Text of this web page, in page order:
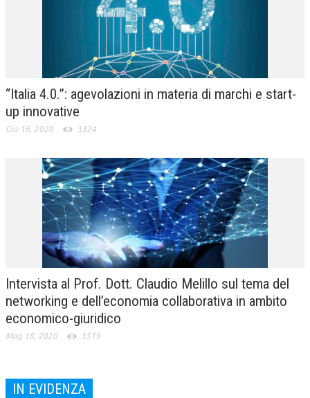
“Italia 4.0.”: agevolazioni in materia di marchi e start-
up innovative
Giu 16, 2020 3324
Intervista al Prof. Dott. Claudio Melillo sul tema del
networking e dell’economia collaborativa in ambito
economico-giuridico
Mag 18, 2020 3519
IN EVIDENZA